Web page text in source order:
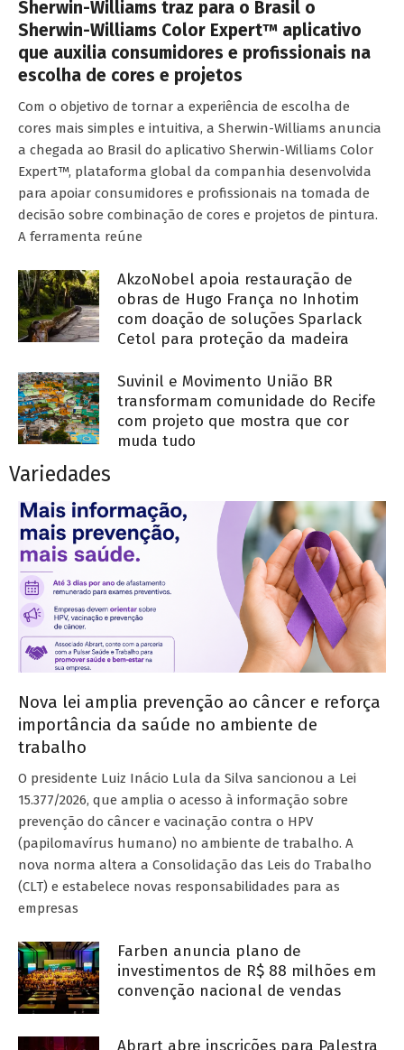
Sherwin-Williams traz para o Brasil o
Sherwin-Williams Color Expert™ aplicativo
que auxilia consumidores e profissionais na
escolha de cores e projetos
Com o objetivo de tornar a experiência de escolha de
cores mais simples e intuitiva, a Sherwin-Williams anuncia
a chegada ao Brasil do aplicativo Sherwin-Williams Color
Expert™, plataforma global da companhia desenvolvida
para apoiar consumidores e profissionais na tomada de
decisão sobre combinação de cores e projetos de pintura.
A ferramenta reúne
AkzoNobel apoia restauração de
obras de Hugo França no Inhotim
com doação de soluções Sparlack
Cetol para proteção da madeira
Suvinil e Movimento União BR
transformam comunidade do Recife
com projeto que mostra que cor
muda tudo
Variedades
Nova lei amplia prevenção ao câncer e reforça
importância da saúde no ambiente de
trabalho
O presidente Luiz Inácio Lula da Silva sancionou a Lei
15.377/2026, que amplia o acesso à informação sobre
prevenção do câncer e vacinação contra o HPV
(papilomavírus humano) no ambiente de trabalho. A
nova norma altera a Consolidação das Leis do Trabalho
(CLT) e estabelece novas responsabilidades para as
empresas
Farben anuncia plano de
investimentos de R$ 88 milhões em
convenção nacional de vendas